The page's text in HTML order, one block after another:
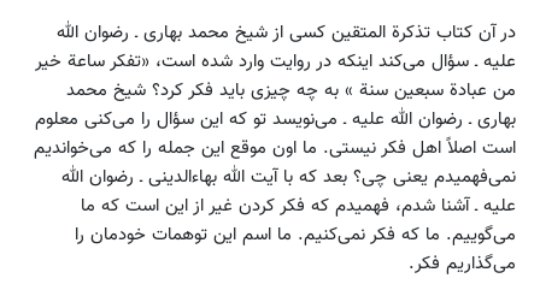
در آن کتاب تذکرة المتقین کسی از شیخ محمد بهاری ـ رضوان الله
علیه ـ سؤال می‌کند اینکه در روایت وارد شده است، «تفکر ساعة خیر
من عبادة سبعین سنة » به چه چیزی باید فکر کرد؟ شیخ محمد
بهاری ـ رضوان الله علیه ـ می‌نویسد تو که این سؤال را می‌کنی معلوم
است اصلاً اهل فکر نیستی. ما اون موقع این جمله را که می‌خواندیم
نمی‌فهمیدم یعنی چی؟ بعد که با آیت الله بهاءالدینی ـ رضوان الله
علیه ـ آشنا شدم، فهمیدم که فکر کردن غیر از این است که ما
می‌گوییم. ما که فکر نمی‌کنیم. ما اسم این توهمات خودمان را
می‌گذاریم فکر.